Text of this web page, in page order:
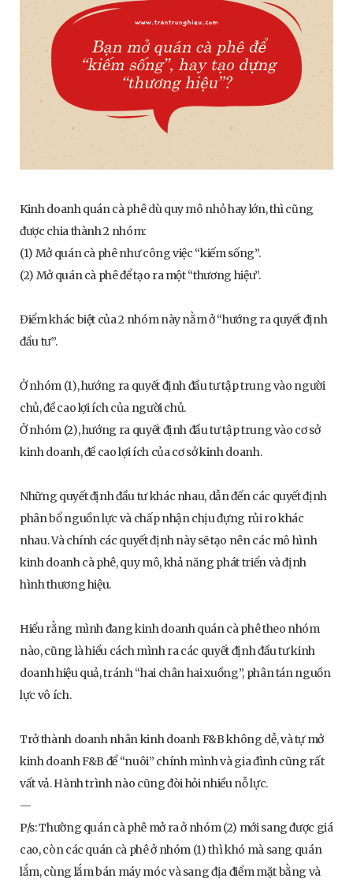
Kinh doanh quán cà phê dù quy mô nhỏ hay lớn, thì cũng
được chia thành 2 nhóm:
(1) Mở quán cà phê như công việc “kiếm sống”.
(2) Mở quán cà phê để tạo ra một “thương hiệu”.
Điểm khác biệt của 2 nhóm này nằm ở “hướng ra quyết định
đầu tư”.
Ở nhóm (1), hướng ra quyết định đầu tư tập trung vào người
chủ, đề cao lợi ích của người chủ.
Ở nhóm (2), hướng ra quyết định đầu tư tập trung vào cơ sở
kinh doanh, đề cao lợi ích của cơ sở kinh doanh.
Những quyết định đầu tư khác nhau, dẫn đến các quyết định
phân bổ nguồn lực và chấp nhận chịu đựng rủi ro khác
nhau. Và chính các quyết định này sẽ tạo nên các mô hình
kinh doanh cà phê, quy mô, khả năng phát triển và định
hình thương hiệu.
Hiểu rằng mình đang kinh doanh quán cà phê theo nhóm
nào, cũng là hiểu cách mình ra các quyết định đầu tư kinh
doanh hiệu quả, tránh “hai chân hai xuồng”, phân tán nguồn
lực vô ích.
Trở thành doanh nhân kinh doanh F&B không dễ, và tự mở
kinh doanh F&B để “nuôi” chính mình và gia đình cũng rất
vất vả. Hành trình nào cũng đòi hỏi nhiều nỗ lực.
—
P/s: Thường quán cà phê mở ra ở nhóm (2) mới sang được giá
cao, còn các quán cà phê ở nhóm (1) thì khó mà sang quán
lắm, cùng lắm bán máy móc và sang địa điểm mặt bằng và